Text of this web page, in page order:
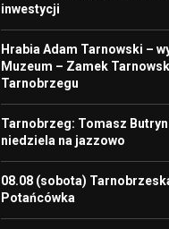
inwestycji
Hrabia Adam Tarnowski –
Muzeum – Zamek
Tarnobrzegu
Tarnobrzeg: Tomasz
niedziela na jazzowo
08.08 (sobota)
Potańcówka